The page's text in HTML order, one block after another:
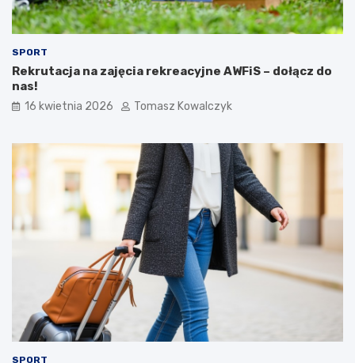
SPORT
Rekrutacja na zajęcia rekreacyjne AWFiS – dołącz do
nas!
16 kwietnia 2026 Tomasz Kowalczyk
SPORT